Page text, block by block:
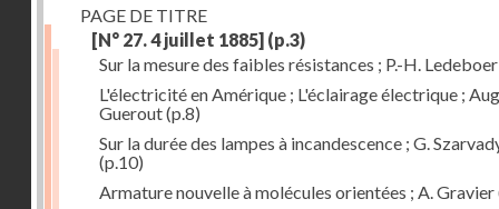
PAGE DE TITRE
[N° 27. 4 juillet 1885] (p.3)
Sur la mesure des faibles résistances ; P.-H. Ledeboer
L'électricité en Amérique ; L'éclairage électrique ;
Guerout(p.8)
Sur la durée des lampes à incandescence ; G.
(p.10)
Armature nouvelle à molécules orientées ; A. Gravier